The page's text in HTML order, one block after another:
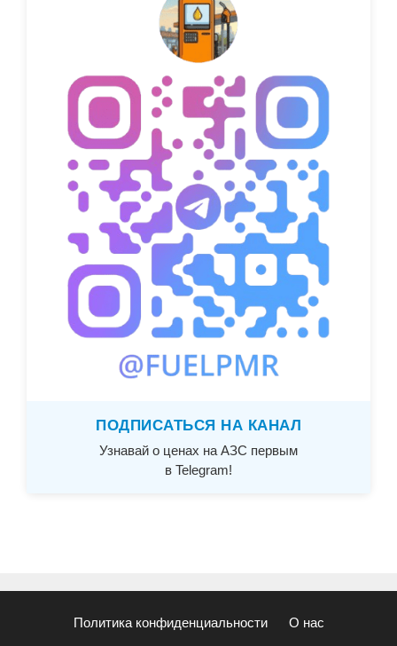
ПОДПИСАТЬСЯ НА КАНАЛ
Узнавай о ценах на АЗС первым
в Telegram!
Политика конфиденциальности О нас